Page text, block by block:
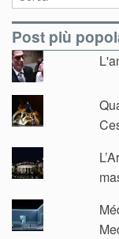
Post più